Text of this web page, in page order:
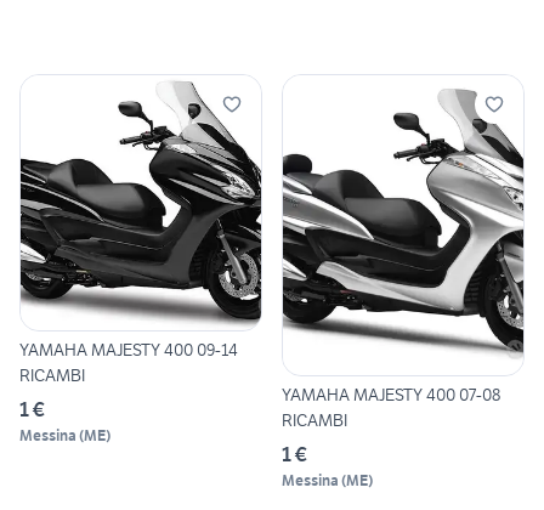
YAMAHA MAJESTY 400 09-14
RICAMBI
1 €
Messina (ME)
YAMAHA MAJESTY 400 07-08
RICAMBI
1 €
Messina (ME)